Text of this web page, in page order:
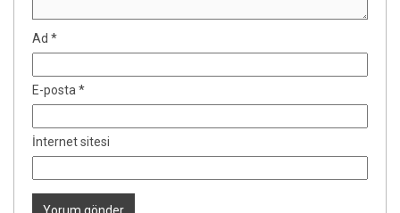
Ad *
E-posta*
İnternet sitesi